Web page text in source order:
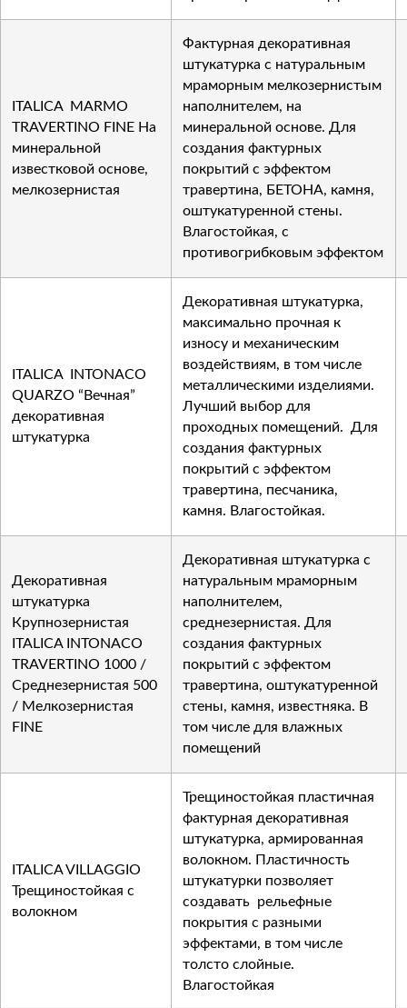
ITALICA MARMO
TRAVERTINO FINE На
минеральной
известковой основе,
мелкозернистая
Фактурная декоративная
штукатурка с натуральным
мраморным мелкозернистым
наполнителем, на
минеральной основе. Для
создания фактурных
покрытий с эффектом
травертина, БЕТОНА, камня,
оштукатуренной стены.
Влагостойкая, с
противогрибковым эффектом
ITALICA INTONACO
QUARZO “Вечная”
декоративная
штукатурка
Декоративная штукатурка,
максимально прочная к
износу и механическим
воздействиям, в том числе
металлическими изделиями.
Лучший выбор для
проходных помещений. Для
создания фактурных
покрытий с эффектом
травертина, песчаника,
камня. Влагостойкая.
Декоративная
штукатурка
Крупнозернистая
ITALICA INTONACO
TRAVERTINO 1000 /
Среднезернистая 500
/ Мелкозернистая
FINE
Декоративная штукатурка с
натуральным мраморным
наполнителем,
среднезернистая. Для
создания фактурных
покрытий с эффектом
травертина, оштукатуренной
стены, камня, известняка. В
том числе для влажных
помещений
ITALICA VILLAGGIO
Трещиностойкая с
волокном
Трещиностойкая пластичная
фактурная декоративная
штукатурка, армированная
волокном. Пластичность
штукатурки позволяет
создавать рельефные
покрытия с разными
эффектами, в том числе
толсто слойные.
Влагостойкая